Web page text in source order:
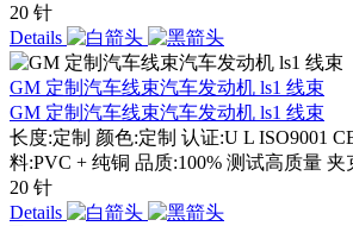
20 针
Details
GM 定制汽车线束汽车发动机 ls1 线束
GM 定制汽车线束汽车发动机 ls1 线束
长度:定制 颜色:定制 认证:U L ISO9001
料:PVC + 纯铜 品质:100% 测试高质量
20 针
Details